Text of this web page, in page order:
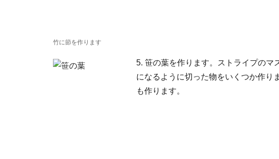
竹に節を作ります
5. 笹の葉を作ります。ストライプのマ
になるように切った物をいくつか作り
も作ります。